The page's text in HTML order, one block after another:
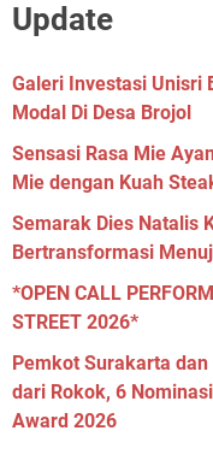
Update
Galeri Investasi Unisri
Modal Di Desa Brojol
Sensasi Rasa Mie
Mie dengan Kuah
Semarak Dies Natalis
Bertransformasi
*OPEN CALL
STREET 2026*
Pemkot Surakarta
dari Rokok, 6
Award 2026